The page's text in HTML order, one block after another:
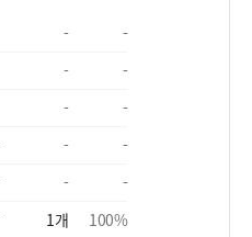
-
-
-
-
-
-
-
-
-
-
1개 100%